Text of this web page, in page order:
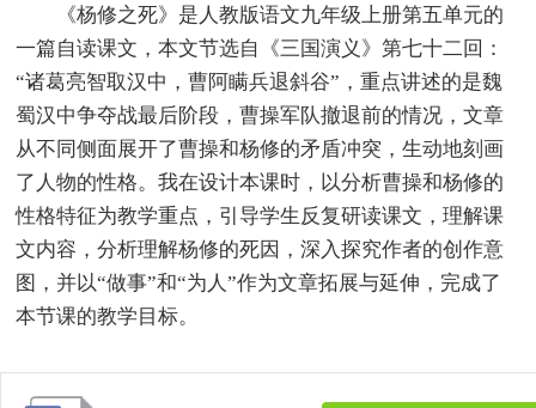
《杨修之死》是人教版语文九年级上册第五单元的
一篇自读课文，本文节选自《三国演义》第七十二回：
“诸葛亮智取汉中，曹阿瞒兵退斜谷”，重点讲述的是魏
蜀汉中争夺战最后阶段，曹操军队撤退前的情况，文章
从不同侧面展开了曹操和杨修的矛盾冲突，生动地刻画
了人物的性格。我在设计本课时，以分析曹操和杨修的
性格特征为教学重点，引导学生反复研读课文，理解课
文内容，分析理解杨修的死因，深入探究作者的创作意
图，并以“做事”和“为人”作为文章拓展与延伸，完成了
本节课的教学目标。